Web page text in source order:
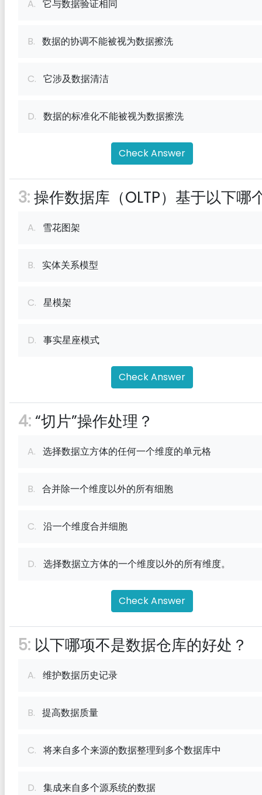
A. 它与数据验证相同
B. 数据的协调不能被视为数据擦洗
C. 它涉及数据清洁
D. 数据的标准化不能被视为数据擦洗
Check Answer
3:操作数据库（OLTP）基于以下哪
A. 雪花图架
B. 实体关系模型
C. 星模架
D. 事实星座模式
Check Answer
4:“切片”操作处理？
A. 选择数据立方体的任何一个维度的单元格
B. 合并除一个维度以外的所有细胞
C. 沿一个维度合并细胞
D. 选择数据立方体的一个维度以外的所有维度。
Check Answer
5: 以下哪项不是数据仓库的好处？
A. 维护数据历史记录
B. 提高数据质量
C. 将来自多个来源的数据整理到多个数据库中
D. 集成来自多个源系统的数据